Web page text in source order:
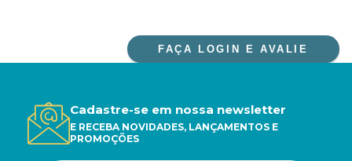
FAÇA LOGIN E AVALIE
Cadastre-se em nossa newsletter
E RECEBA NOVIDADES, LANÇAMENTOS E
PROMOÇÕES